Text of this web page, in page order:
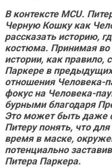
В контексте MCU.
Черную Кошку как
рассказать историю,
костюма. Принимая
истории, как правило,
Паркере в
отношения Человека-
фокус на Человека-
бурными благодаря
Это может быть даже
Питеру понять, что
время в маске,
потенциально
Питера Паркера.